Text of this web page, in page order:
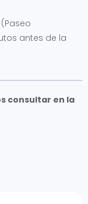
antes de la
consultar en la